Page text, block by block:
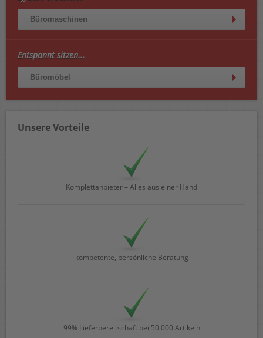
Büromaschinen
Entspannt sitzen...
Büromöbel
Unsere Vorteile
Komplettanbieter – Alles aus einer Hand
kompetente, persönliche Beratung
99% Lieferbereitschaft bei 50.000 Artikeln